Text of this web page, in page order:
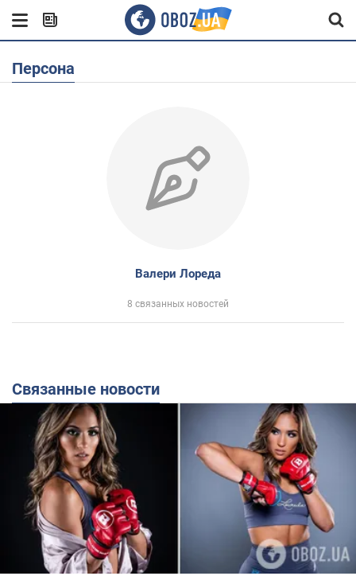
Персона
Валери Лореда
8 связанных новостей
Связанные новости